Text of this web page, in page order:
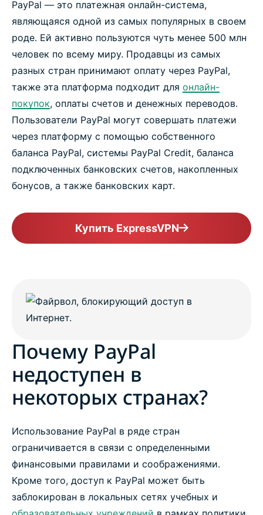
PayPal — это платежная онлайн-система,
являющаяся одной из самых популярных в своем
роде. Ей активно пользуются чуть менее 500 млн
человек по всему миру. Продавцы из самых
разных стран принимают оплату через PayPal,
также эта платформа подходит для онлайн-
покупок, оплаты счетов и денежных переводов.
Пользователи PayPal могут совершать платежи
через платформу с помощью собственного
баланса PayPal, системы PayPal Credit, баланса
подключенных банковских счетов, накопленных
бонусов, а также банковских карт.
Купить ExpressVPN
Почему PayPal
недоступен в
некоторых странах?
Использование PayPal в ряде стран
ограничивается в связи с определенными
финансовыми правилами и соображениями.
Кроме того, доступ к PayPal может быть
заблокирован в локальных сетях учебных и